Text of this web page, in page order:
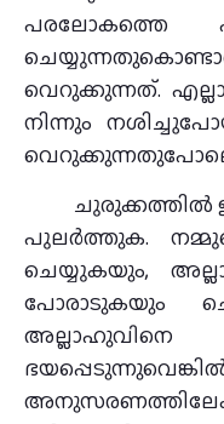
പരലോകത്തെ
വെറുക്കുന്നത്.
നിന്നും
ചുരുക്കത്തിൽ
പുലർത്തുക.
ചെയ്യുകയും,
പോരാടുകയും